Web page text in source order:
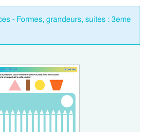
- Formes, grandeurs, suites : 3eme